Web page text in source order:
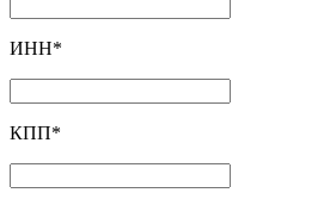
ИНН*
КПП*